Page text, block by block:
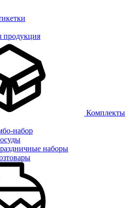
продукция
Комплекты
набор
наборы